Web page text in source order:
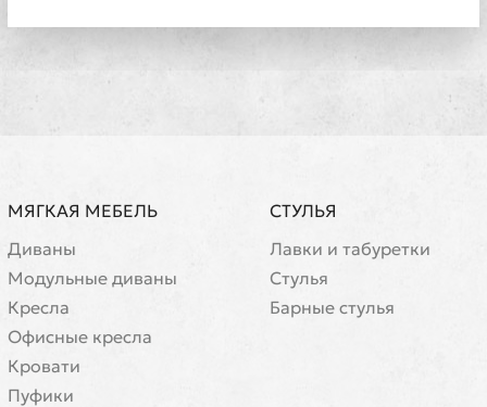
МЯГКАЯ МЕБЕЛЬ
Диваны
Модульные диваны
Кресла
Офисные кресла
Кровати
Пуфики
СТУЛЬЯ
Лавки и табуретки
Стулья
Барные стулья